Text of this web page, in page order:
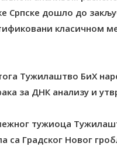
Српске дошло до
класичном
Тужилаштво БиХ
за ДНК анализу и
тужиоца
са Градског Новог